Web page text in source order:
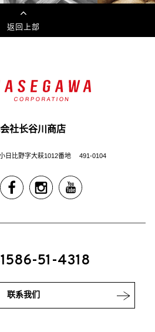
返回上部
社长谷川商店
日比野字大萩1012番地 491-0104
51-4318
联系我们